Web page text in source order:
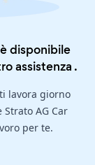
disponibile
assistenza .
lavora giorno
AG Car
per te.